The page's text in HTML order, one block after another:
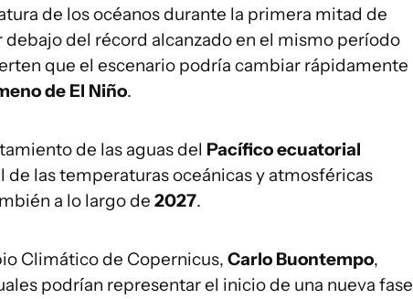
de los océanos durante la primera mitad de
del récord alcanzado en el mismo período
que el escenario podría cambiar rápidamente
de El Niño.
de las aguas del Pacífico ecuatorial
las temperaturas oceánicas y atmosféricas
a lo largo de 2027.
Climático de Copernicus, Carlo Buontempo,
podrían representar el inicio de una nueva fase